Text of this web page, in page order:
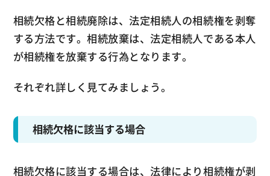
相続欠格と相続廃除は、法定相続人の相続権を剥奪
する方法です。相続放棄は、法定相続人である本人
が相続権を放棄する行為となります。
それぞれ詳しく見てみましょう。
相続欠格に該当する場合
相続欠格に該当する場合は、法律により相続権が剥